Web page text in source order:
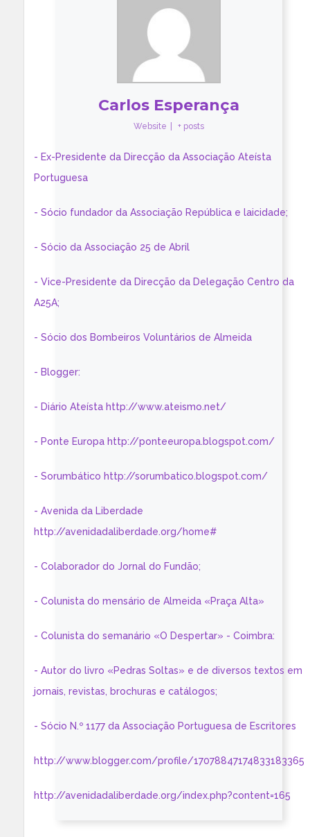
Carlos Esperança
Website + posts
- Ex-Presidente da Direcção da Associação Ateísta
Portuguesa
- Sócio fundador da Associação República e laicidade;
- Sócio da Associação 25 de Abril
- Vice-Presidente da Direcção da Delegação Centro da
A25A;
- Sócio dos Bombeiros Voluntários de Almeida
- Blogger:
- Diário Ateísta http://www.ateismo.net/
- Ponte Europa http://ponteeuropa.blogspot.com/
- Sorumbático http://sorumbatico.blogspot.com/
- Avenida da Liberdade
http://avenidadaliberdade.org/home#
- Colaborador do Jornal do Fundão;
- Colunista do mensário de Almeida «Praça Alta»
- Colunista do semanário «O Despertar» - Coimbra:
- Autor do livro «Pedras Soltas» e de diversos textos em
jornais, revistas, brochuras e catálogos;
- Sócio N.º 1177 da Associação Portuguesa de Escritores
http://www.blogger.com/profile/17078847174833183365
http://avenidadaliberdade.org/index.php?content=165